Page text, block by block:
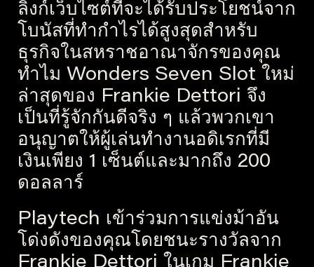
ลิงก์เว็บไซต์ที่จะได้รับประโยชน์จาก
โบนัสที่ทำกำไรได้สูงสุดสำหรับ
ธุรกิจในสหราชอาณาจักรของคุณ
ทำไม Wonders Seven Slot ใหม่
ล่าสุดของ Frankie Dettori จึง
เป็นที่รู้จักกันดีจริง ๆ แล้วพวกเขา
อนุญาตให้ผู้เล่นทำงานอดิเรกที่มี
เงินเพียง 1 เซ็นต์และมากถึง 200
ดอลลาร์
Playtech เข้าร่วมการแข่งม้าอัน
โด่งดังของคุณโดยชนะรางวัลจาก